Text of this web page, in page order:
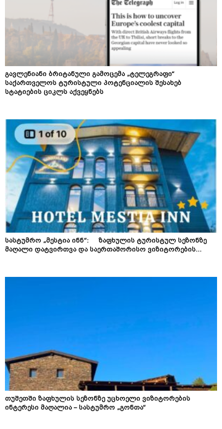
გავლენიანი ბრიტანული გამოცემა „ტელეგრაფი“
საქართველოს ტურისტული პოტენციალის შესახებ
სტატიების ციკლს აქვეყნებს
სასტუმრო „მესტია ინნ“: ზაფხულის ტურისტულ სეზონზე
მაღალი დატვირთვა და საერთაშორისო ვიზიტორების...
თუშეთში ზაფხულის სეზონზე უცხოელი ვიზიტორების
ინტერესი მაღალია – სასტუმრო „გონთა“